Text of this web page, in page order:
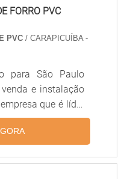
FORRO PVC
PVC / CARAPICUÍBA -
para São Paulo
e instalação
que é líder
um orçamento na
do mercado e
o interesse